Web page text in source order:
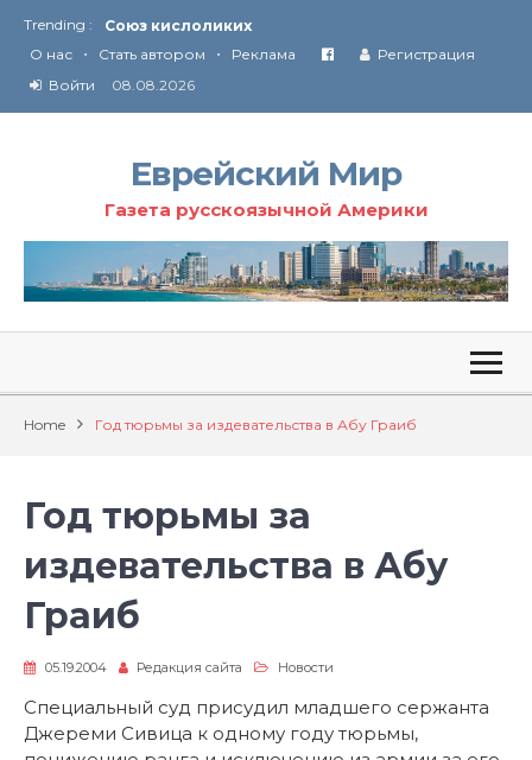
Trending :
Союз кислоликих
Соглашение США с Ираном
Технология Революции в Иране
О нас • Стать автором • Реклама
Регистрация
Войти
08.08.2026
Еврейский Мир
Газета русскоязычной Америки
Home Год тюрьмы за издевательства в Абу Граиб
Год тюрьмы за
издевательства в Абу
Граиб
05.19.2004 Редакция сайта Новости
Специальный суд присудил младшего сержанта
Джереми Сивица к одному году тюрьмы,